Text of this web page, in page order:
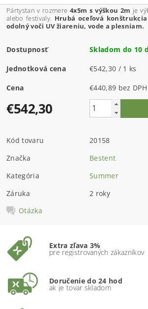
Pártystan v rozmere 4x5m s výškou 2m je
alebo festivaly. Hrubá oceľová konštrukcia
odolný voči UV žiareniu, vode a plesniam.
Dostupnosť Skladom do 10
Jednotková cena €542,30 / 1 ks
Cena €440,89 bez DPH
€542,30
Kód tovaru
20158
Značka
Bestent
Kategória
Summer
Záruka
2 roky
Otázka
Extra zľava 3%
pre registrovaných zákazníkov
Doručenie do 24 hod
ak je tovar skladom